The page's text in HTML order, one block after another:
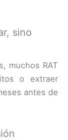
sino
muchos RAT
o extraer
antes de